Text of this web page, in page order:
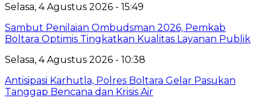
Selasa, 4 Agustus 2026 - 15:49
Sambut Penilaian Ombudsman 2026, Pemkab
Boltara Optimis Tingkatkan Kualitas Layanan Publik
Selasa, 4 Agustus 2026 - 10:38
Antisipasi Karhutla, Polres Boltara Gelar Pasukan
Tanggap Bencana dan Krisis Air